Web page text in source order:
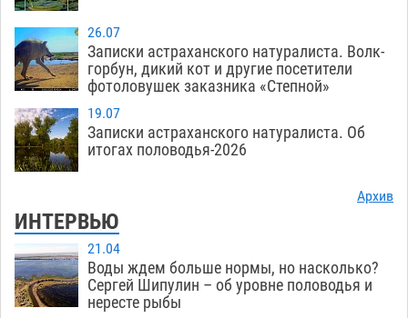
26.07
Записки астраханского натуралиста. Волк-
горбун, дикий кот и другие посетители
фотоловушек заказника «Степной»
19.07
Записки астраханского натуралиста. Об
итогах половодья-2026
Архив
ИНТЕРВЬЮ
21.04
Воды ждем больше нормы, но насколько?
Сергей Шипулин – об уровне половодья и
нересте рыбы